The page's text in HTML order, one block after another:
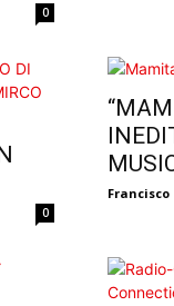
0
0
Francisco